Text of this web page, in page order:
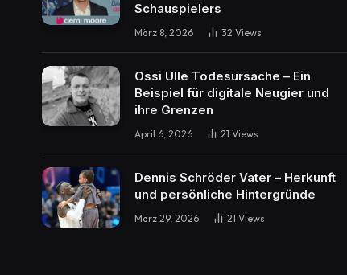
Schauspielers
März 8, 2026 32 Views
Ossi Ulle Todesursache – Ein
Beispiel für digitale Neugier und
ihre Grenzen
April 6, 2026 21 Views
Dennis Schröder Vater – Herkunft
und persönliche Hintergründe
März 29, 2026 21 Views